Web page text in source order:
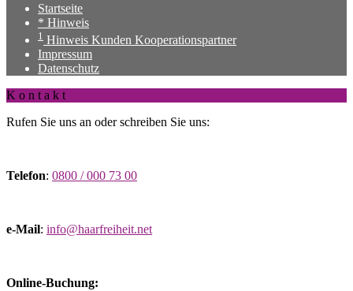
Haarfreiheit
Startseite
* Hinweis
1 Hinweis Kunden Kooperationspartner
Impressum
Datenschutz
K o n t a k t
Rufen Sie uns an oder schreiben Sie uns:
Telefon: 0800 / 000 73 00
e-Mail: info@haarfreiheit.net
Online-Buchung: